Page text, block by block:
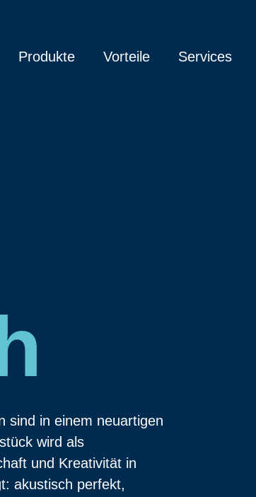
Produkte Vorteile Services
sind in einem neuartigen
wird als
und Kreativität in
akustisch perfekt,